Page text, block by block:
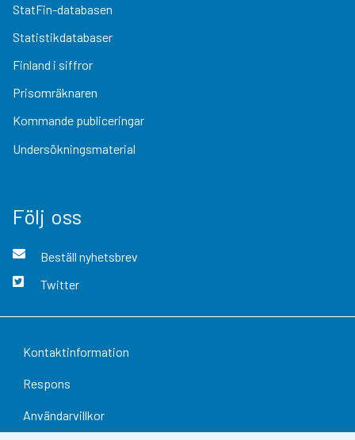
StatFin-databasen
Statistikdatabaser
Finland i siffror
Prisomräknaren
Kommande publiceringar
Undersökningsmaterial
Följ oss
Beställ nyhetsbrev
Twitter
Kontaktinformation
Respons
Användarvillkor